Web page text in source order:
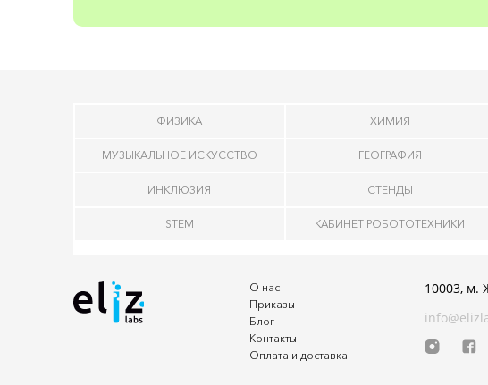
ФИЗИКА ХИМИЯ
МУЗЫКАЛЬНОЕ ИСКУССТВО ГЕОГРАФИЯ
ИНКЛЮЗИЯ СТЕНДЫ
STEM КАБИНЕТ РОБОТОТЕХНИКИ
О нас
Приказы
Блог
Контакты
Оплата и доставка
10003, м.